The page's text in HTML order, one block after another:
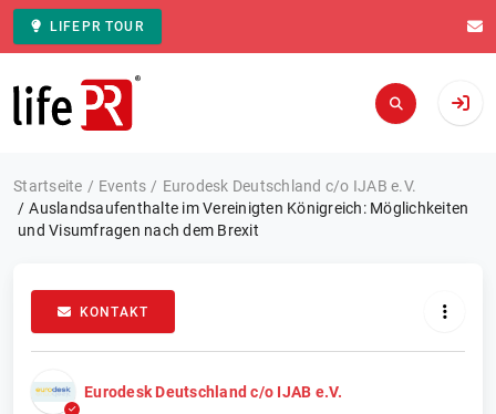
LIFEPR TOUR
Zur Startseite
Startseite Events
Eurodesk Deutschland c/o IJAB e.V.
Auslandsaufenthalte im Vereinigten Königreich: Möglichkeiten
und Visumfragen nach dem Brexit
KONTAKT
Eurodesk Deutschland c/o IJAB e.V.